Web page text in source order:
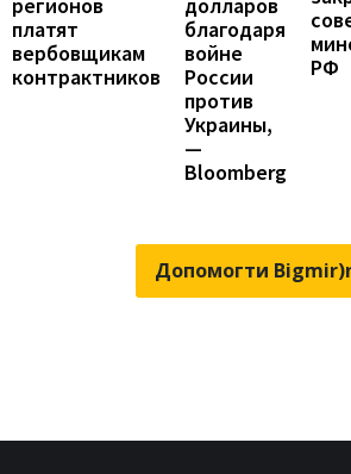
платят
вербовщикам
контрактников
долларов
благодаря
войне
России
против
Украины,
—
Bloomberg
РФ
Допомогти